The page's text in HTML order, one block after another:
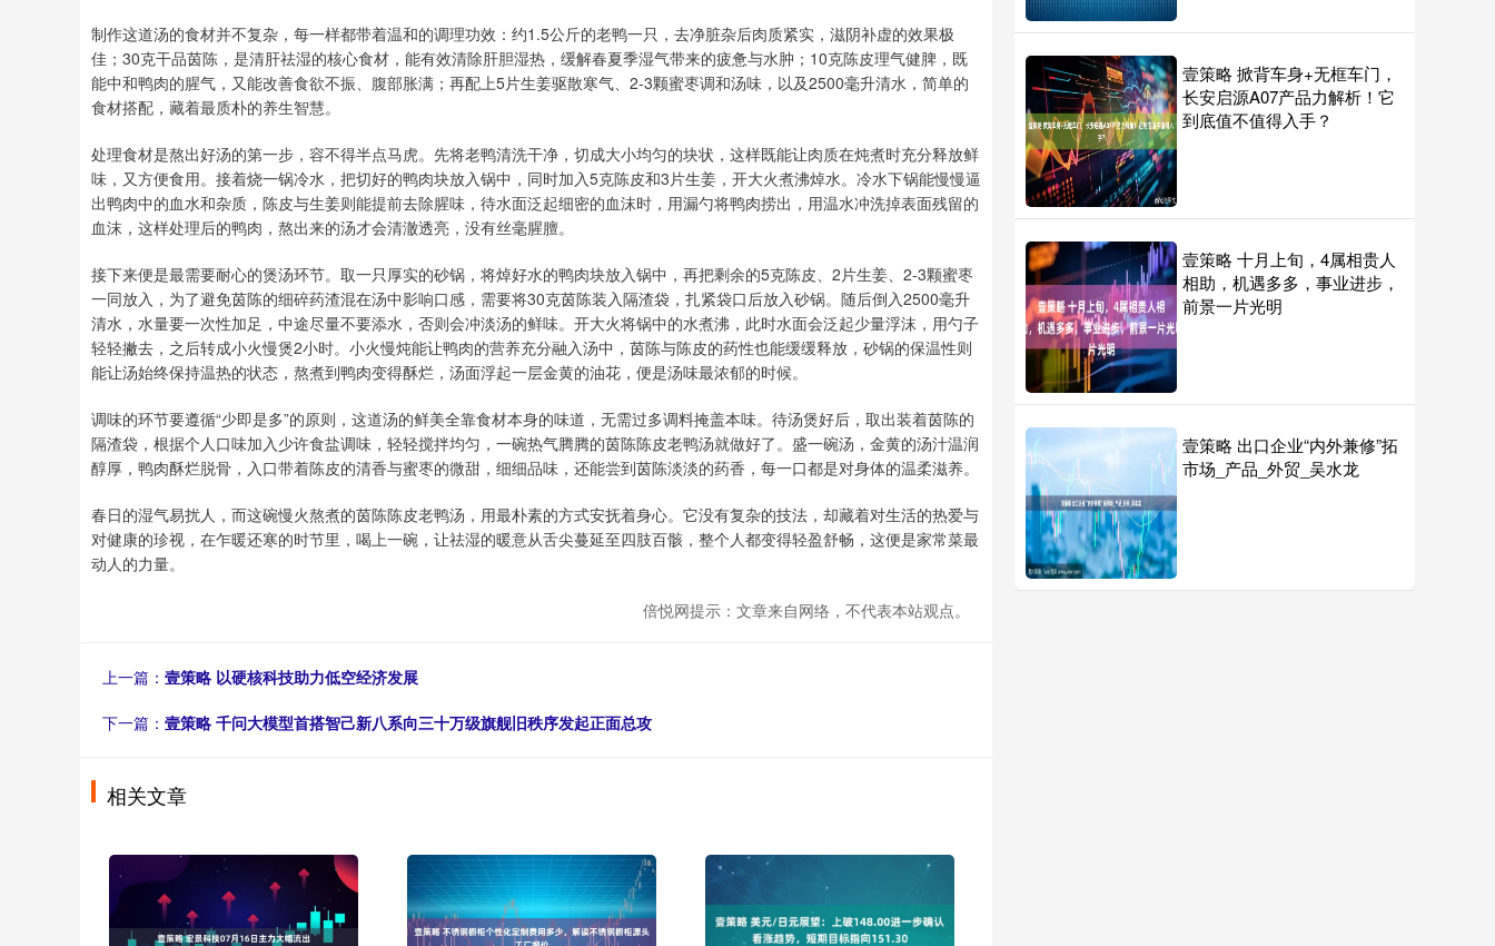
制作这道汤的食材并不复杂，每一样都带着温和的调理功效：约1.5公斤的老鸭一只，去净脏杂后肉质紧实，滋阴补虚的效果极
佳；30克干品茵陈，是清肝祛湿的核心食材，能有效清除肝胆湿热，缓解春夏季湿气带来的疲惫与水肿；10克陈皮理气健脾，既
能中和鸭肉的腥气，又能改善食欲不振、腹部胀满；再配上5片生姜驱散寒气、2-3颗蜜枣调和汤味，以及2500毫升清水，简单的
食材搭配，藏着最质朴的养生智慧。
处理食材是熬出好汤的第一步，容不得半点马虎。先将老鸭清洗干净，切成大小均匀的块状，这样既能让肉质在炖煮时充分释放鲜
味，又方便食用。接着烧一锅冷水，把切好的鸭肉块放入锅中，同时加入5克陈皮和3片生姜，开大火煮沸焯水。冷水下锅能慢慢逼
出鸭肉中的血水和杂质，陈皮与生姜则能提前去除腥味，待水面泛起细密的血沫时，用漏勺将鸭肉捞出，用温水冲洗掉表面残留的
血沫，这样处理后的鸭肉，熬出来的汤才会清澈透亮，没有丝毫腥膻。
接下来便是最需要耐心的煲汤环节。取一只厚实的砂锅，将焯好水的鸭肉块放入锅中，再把剩余的5克陈皮、2片生姜、2-3颗蜜枣
一同放入，为了避免茵陈的细碎药渣混在汤中影响口感，需要将30克茵陈装入隔渣袋，扎紧袋口后放入砂锅。随后倒入2500毫升
清水，水量要一次性加足，中途尽量不要添水，否则会冲淡汤的鲜味。开大火将锅中的水煮沸，此时水面会泛起少量浮沫，用勺子
轻轻撇去，之后转成小火慢煲2小时。小火慢炖能让鸭肉的营养充分融入汤中，茵陈与陈皮的药性也能缓缓释放，砂锅的保温性则
能让汤始终保持温热的状态，熬煮到鸭肉变得酥烂，汤面浮起一层金黄的油花，便是汤味最浓郁的时候。
调味的环节要遵循“少即是多”的原则，这道汤的鲜美全靠食材本身的味道，无需过多调料掩盖本味。待汤煲好后，取出装着茵陈的
隔渣袋，根据个人口味加入少许食盐调味，轻轻搅拌均匀，一碗热气腾腾的茵陈陈皮老鸭汤就做好了。盛一碗汤，金黄的汤汁温润
醇厚，鸭肉酥烂脱骨，入口带着陈皮的清香与蜜枣的微甜，细细品味，还能尝到茵陈淡淡的药香，每一口都是对身体的温柔滋养。
春日的湿气易扰人，而这碗慢火熬煮的茵陈陈皮老鸭汤，用最朴素的方式安抚着身心。它没有复杂的技法，却藏着对生活的热爱与
对健康的珍视，在乍暖还寒的时节里，喝上一碗，让祛湿的暖意从舌尖蔓延至四肢百骸，整个人都变得轻盈舒畅，这便是家常菜最
动人的力量。
倍悦网提示：文章来自网络，不代表本站观点。
上一篇： 壹策略 以硬核科技助力低空经济发展
下一篇： 壹策略 千问大模型首搭智己新八系向三十万级旗舰旧秩序发起正面总攻
相关文章
壹策略 掀背车身+无框车门，
长安启源A07产品力解析！它
到底值不值得入手？
壹策略 十月上旬，4属相贵人
相助，机遇多多，事业进步，
前景一片光明
壹策略 出口企业“内外兼修”拓
市场_产品_外贸_吴水龙